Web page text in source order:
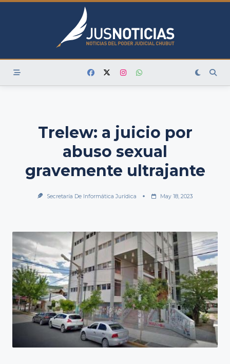
Skip
Trelew: a juicio por
abuso sexual
gravemente ultrajante
Secretaría De Informática Jurídica May 18, 2023